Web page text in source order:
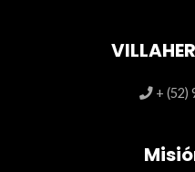
+ (52)